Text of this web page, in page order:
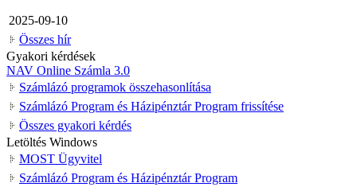
2025-09-10
Összes hír
Gyakori kérdések
NAV Online Számla 3.0
Számlázó programok összehasonlítása
Számlázó Program és Házipénztár Program frissítése
Összes gyakori kérdés
Letöltés Windows
MOST Ügyvitel
Számlázó Program és Házipénztár Program